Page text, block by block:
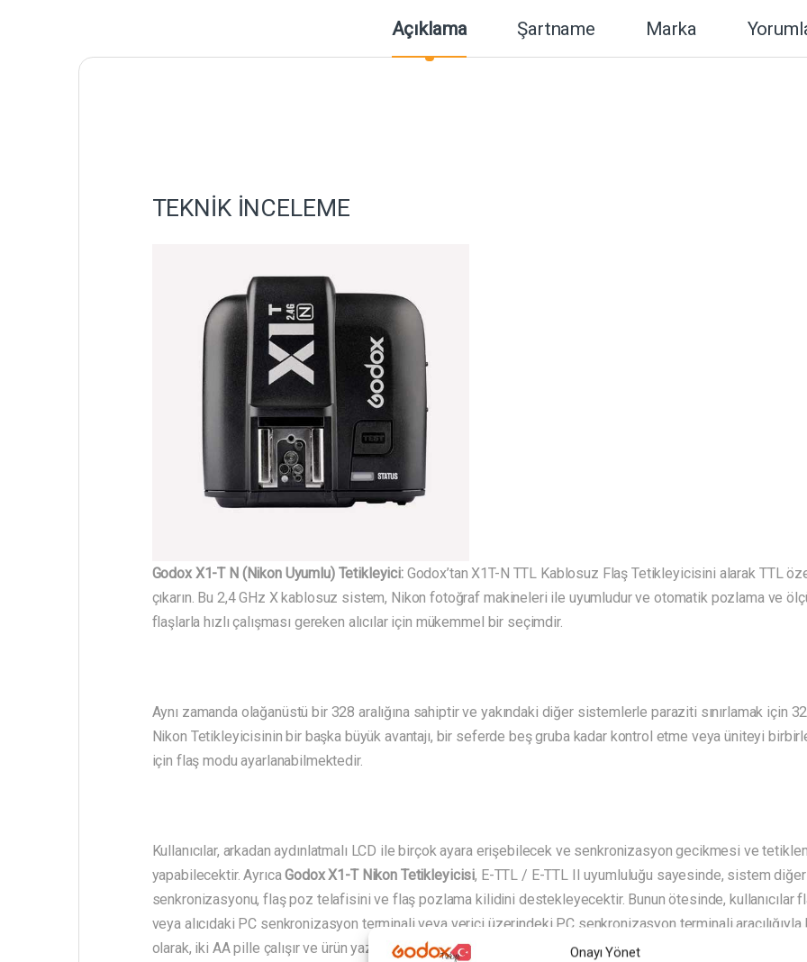
Onayı Yönet
Açıklama Şartname Marka
TEKNİK İNCELEME
Godox X1-T N (Nikon Uyumlu) Tetikleyici:Godox’tan X1T-N TTL Kablosuz Flaş Tetikleyicisini alarak TTL
çıkarın. Bu 2,4 GHz X kablosuz sistem, Nikon fotoğraf makineleri ile uyumludur ve otomatik pozlama ve
flaşlarla hızlı çalışması gereken alıcılar için mükemmel bir seçimdir.
Aynı zamanda olağanüstü bir 328 aralığına sahiptir ve yakındaki diğer sistemlerle paraziti sınırlamak için
Nikon Tetikleyicisinin bir başka büyük avantajı, bir seferde beş gruba kadar kontrol etme veya üniteyi
için flaş modu ayarlanabilmektedir.
Kullanıcılar, arkadan aydınlatmalı LCD ile birçok ayara erişebilecek ve senkronizasyon gecikmesi ve
yapabilecektir. AyrıcaGodox X1-T Nikon Tetikleyicisi, E-TTL / E-TTL II uyumluluğu sayesinde, sistem diğer
senkronizasyonu, flaş poz telafisini ve flaş pozlama kilidini destekleyecektir. Bunun ötesinde, kullanıcılar
veya alıcıdaki PC senkronizasyon terminali veya verici üzerindeki PC senkronizasyon terminali
olarak, iki AA pille çalışır ve ürün yazılımı güncellemeleri için bir mikro-USB bağlantı noktasına sahiptir.